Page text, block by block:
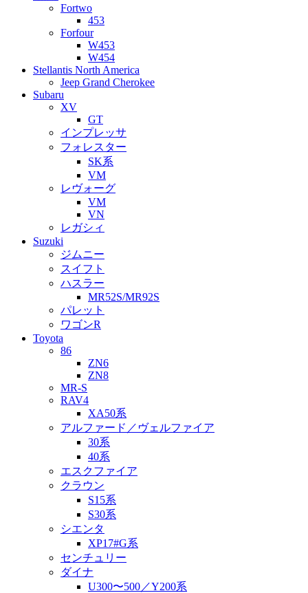
Fortwo
453
Forfour
W453
W454
Stellantis North America
Jeep Grand Cherokee
Subaru
XV
GT
インプレッサ
フォレスター
SK系
VM
レヴォーグ
VM
VN
レガシィ
Suzuki
ジムニー
スイフト
ハスラー
MR52S/MR92S
パレット
ワゴンR
Toyota
86
ZN6
ZN8
MR-S
RAV4
XA50系
アルファード／ヴェルファイア
30系
40系
エスクファイア
クラウン
S15系
S30系
シエンタ
XP17#G系
センチュリー
ダイナ
U300〜500／Y200系